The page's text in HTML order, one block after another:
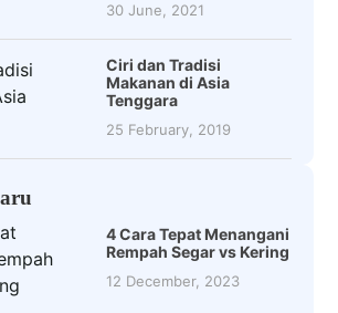
30 June, 2021
Ciri dan Tradisi
Makanan di Asia
Tenggara
25 February, 2019
4 Cara Tepat Menangani
Rempah Segar vs Kering
12 December, 2023